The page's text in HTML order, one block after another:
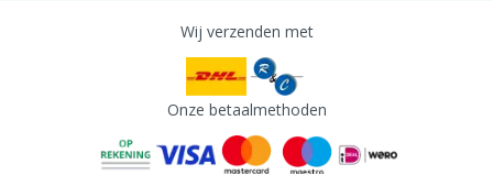
Wij verzenden met
Onze betaalmethoden